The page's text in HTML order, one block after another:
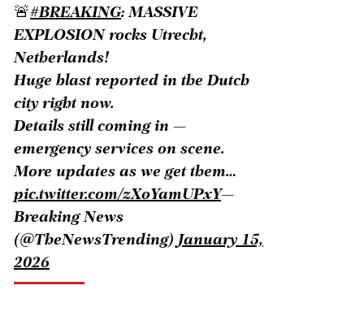
🚨#BREAKING: MASSIVE
EXPLOSION rocks Utrecht,
Netherlands!
Huge blast reported in the Dutch
city right now.
Details still coming in —
emergency services on scene.
More updates as we get them…
pic.twitter.com/zXoYamUPxY—
Breaking News
(@TheNewsTrending) January 15,
2026